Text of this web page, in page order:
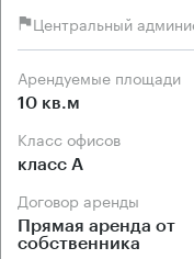
Центральный
Арендуемые площади
10 кв.м
Класс офисов
класс А
Договор аренды
Прямая аренда от
собственника